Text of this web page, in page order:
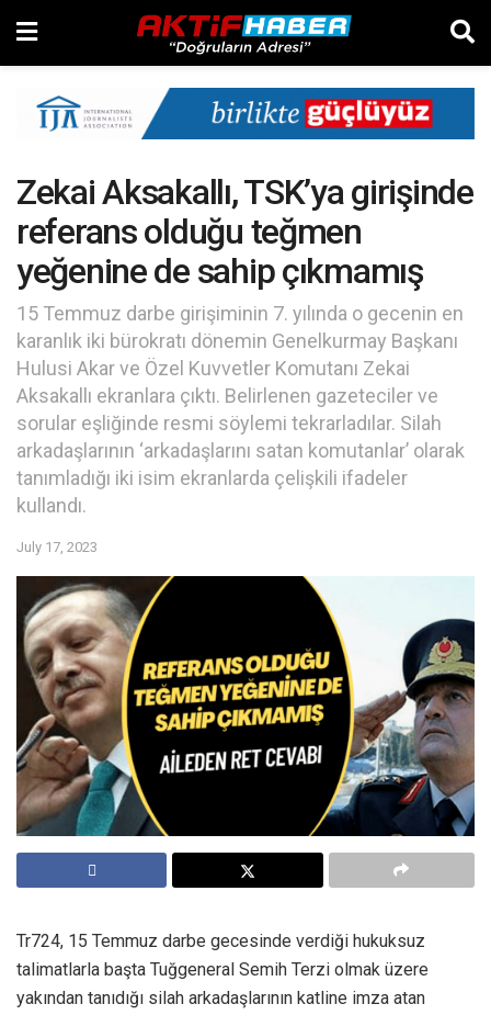
Zekai Aksakallı, TSK’ya girişinde
referans olduğu teğmen
yeğenine de sahip çıkmamış
15 Temmuz darbe girişiminin 7. yılında o gecenin en
karanlık iki bürokratı dönemin Genelkurmay Başkanı
Hulusi Akar ve Özel Kuvvetler Komutanı Zekai
Aksakallı ekranlara çıktı. Belirlenen gazeteciler ve
sorular eşliğinde resmi söylemi tekrarladılar. Silah
arkadaşlarının ‘arkadaşlarını satan komutanlar’ olarak
tanımladığı iki isim ekranlarda çelişkili ifadeler
kullandı.
July 17, 2023
Tr724, 15 Temmuz darbe gecesinde verdiği hukuksuz
talimatlarla başta Tuğgeneral Semih Terzi olmak üzere
yakından tanıdığı silah arkadaşlarının katline imza atan